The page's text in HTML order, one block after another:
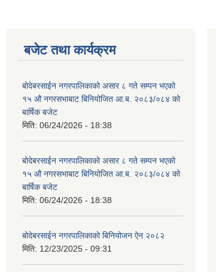
बजेट तथा कार्यक्रम
बोदेबरसाईन नगरपालिकाको असार ८ गते सम्पन भएको
१५ ‍‍‍औ नगरसभाबाट बिनियोजित आ.ब. २०८३/०८४ को
बार्षिक बजेट
मिति: 06/24/2026 - 18:38
बोदेबरसाईन नगरपालिकाको असार ८ गते सम्पन भएको
१५ ‍‍‍औ नगरसभाबाट बिनियोजित आ.ब. २०८३/०८४ को
बार्षिक बजेट
मिति: 06/24/2026 - 18:38
बोदेबरसाईन नगरपालिकाको बिनियोजन ऐन २०८२
मिति: 12/23/2025 - 09:31